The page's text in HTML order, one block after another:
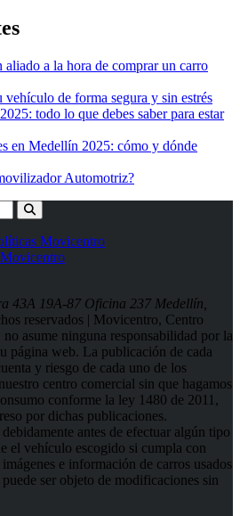
aliado a la hora de comprar un carro
vehículo de forma segura y sin estrés
todo lo que debes saber para estar
en Medellín 2025: cómo y dónde
Automotriz?
Movicentro
43A 19A-87 Oficina 237 Medellín,
reservados | Movicentro, Centro
asume ninguna responsabilidad por la
página web. La publicación de cada
y riesgo de cada uno de los
centro comercial sin que hagamos
conforme la ley 1480 de 2011,
por dichas publicaciones.
antes de efectuar algún tipo
el vehículo escogido si cumpla con
e información de carros usados
ser objeto de modificaciones sin